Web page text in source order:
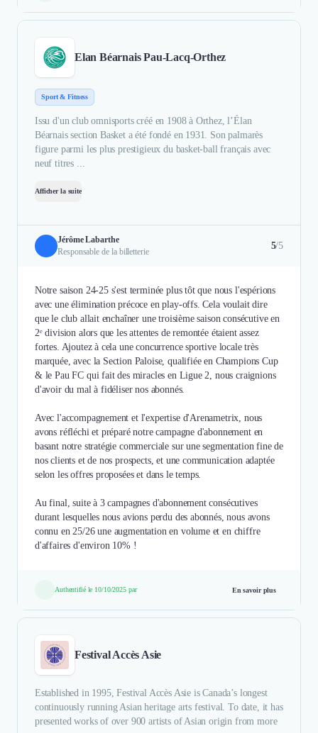
Elan Béarnais Pau-Lacq-Orthez
Sport & Fitness
Issu d'un club omnisports créé en 1908 à Orthez, l’Élan
Béarnais section Basket a été fondé en 1931. Son palmarès
figure parmi les plus prestigieux du basket-ball français avec
neuf titres ...
Afficher la suite
Jérôme Labarthe
Responsable de la billetterie
5/5
Notre saison 24-25 s'est terminée plus tôt que nous l'espérions
avec une élimination précoce en play-offs. Cela voulait dire
que le club allait enchaîner une troisième saison consécutive en
2ᵉ division alors que les attentes de remontée étaient assez
fortes. Ajoutez à cela une concurrence sportive locale très
marquée, avec la Section Paloise, qualifiée en Champions Cup
& le Pau FC qui fait des miracles en Ligue 2, nous craignions
d'avoir du mal à fidéliser nos abonnés.
Avec l'accompagnement et l'expertise d'Arenametrix, nous
avons réfléchi et préparé notre campagne d'abonnement en
basant notre stratégie commerciale sur une segmentation fine de
nos clients et de nos prospects, et une communication adaptée
selon les offres proposées et dans le temps.
Au final, suite à 3 campagnes d'abonnement consécutives
durant lesquelles nous avions perdu des abonnés, nous avons
connu en 25/26 une augmentation en volume et en chiffre
Authentifié le 10/10/2025 par En savoir plus
Festival Accès Asie
Established in 1995, Festival Accès Asie is Canada’s longest
continuously running Asian heritage arts festival. To date, it has
presented works of over 900 artists of Asian origin from more